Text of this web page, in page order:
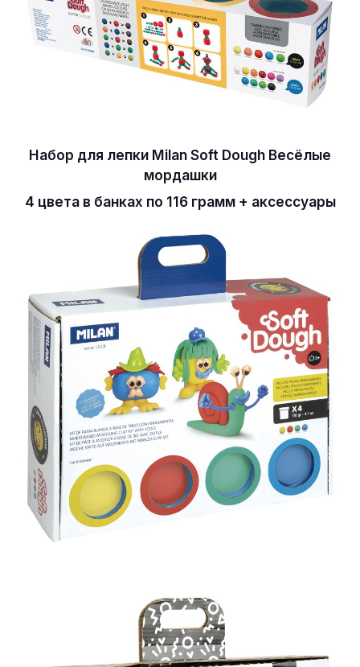
Набор для лепки Milan Soft Dough Весёлые
мордашки
4 цвета в банках по 116 грамм + аксессуары